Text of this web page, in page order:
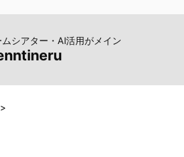
シアター・AI活用がメイン
>